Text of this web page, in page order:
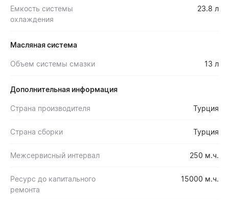
Емкость системы
охлаждения
23.8 л
Масляная система
Объем системы смазки 13 л
Дополнительная информация
Страна производителя Турция
Страна сборки Турция
Межсервисный интервал 250 м.ч.
Ресурс до капитального
ремонта
15000 м.ч.